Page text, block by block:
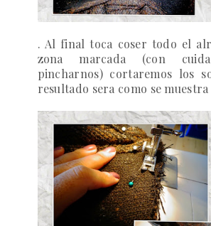
. Al final toca coser todo el
zona marcada (con
pincharnos) cortaremos los
resultado sera como se muestra